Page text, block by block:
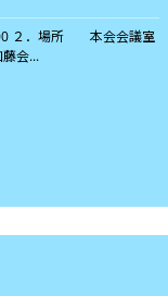
２．場所 本会会議室
会...